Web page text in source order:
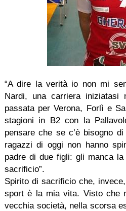
“A dire la verità io non mi
Nardi, una carriera iniziatasi
passata perVerona, Forlì e
stagioni in B2 con la
pensare che se c’è bisogno
ragazzi di oggi non hanno
padre di due figli: gli manca
sacrificio”.
Spirito di sacrificio che, invece,
sport è la mia vita. Visto che
vecchia società, nella scorsa